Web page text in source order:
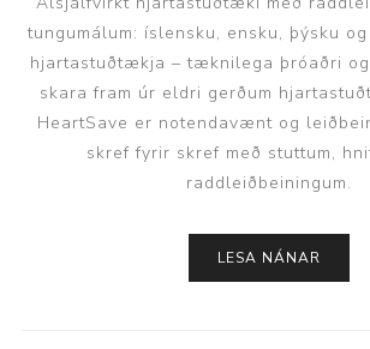
tungumálum: íslensku, ensku, þýsku
hjartastuðtækja – tæknilega þróaðri
skara fram úr eldri gerðum
HeartSave er notendavænt og
skref fyrir skref með stuttum,
raddleiðbeiningum.
LESA NÁNAR